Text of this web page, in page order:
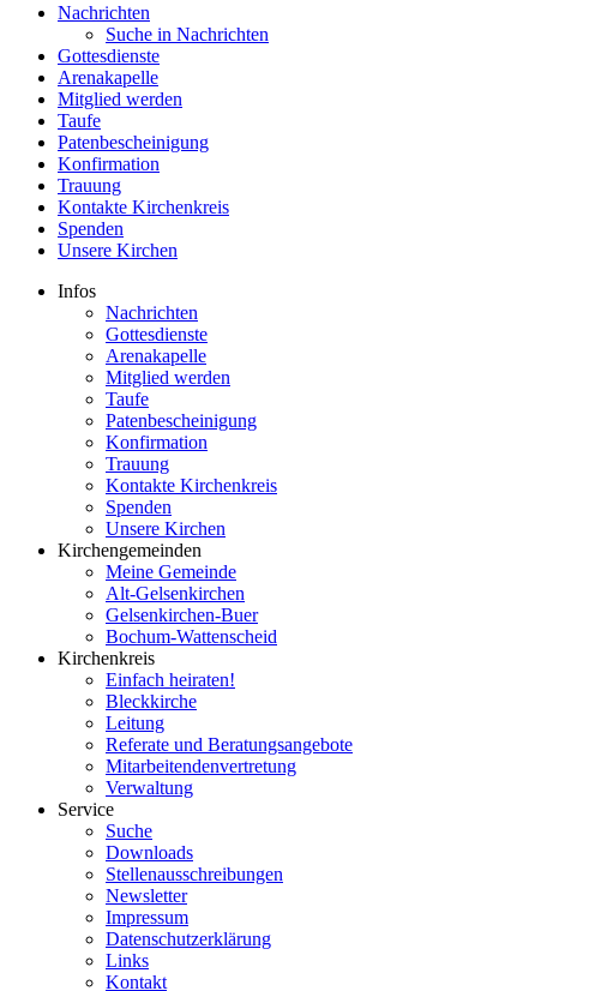
Nachrichten
Suche in Nachrichten
Gottesdienste
Arenakapelle
Mitglied werden
Taufe
Patenbescheinigung
Konfirmation
Trauung
Kontakte Kirchenkreis
Spenden
Unsere Kirchen
Infos
Nachrichten
Gottesdienste
Arenakapelle
Mitglied werden
Taufe
Patenbescheinigung
Konfirmation
Trauung
Kontakte Kirchenkreis
Spenden
Unsere Kirchen
Kirchengemeinden
Meine Gemeinde
Alt-Gelsenkirchen
Gelsenkirchen-Buer
Bochum-Wattenscheid
Kirchenkreis
Einfach heiraten!
Bleckkirche
Leitung
Referate und Beratungsangebote
Mitarbeitendenvertretung
Verwaltung
Service
Suche
Downloads
Stellenausschreibungen
Newsletter
Impressum
Datenschutzerklärung
Links
Kontakt